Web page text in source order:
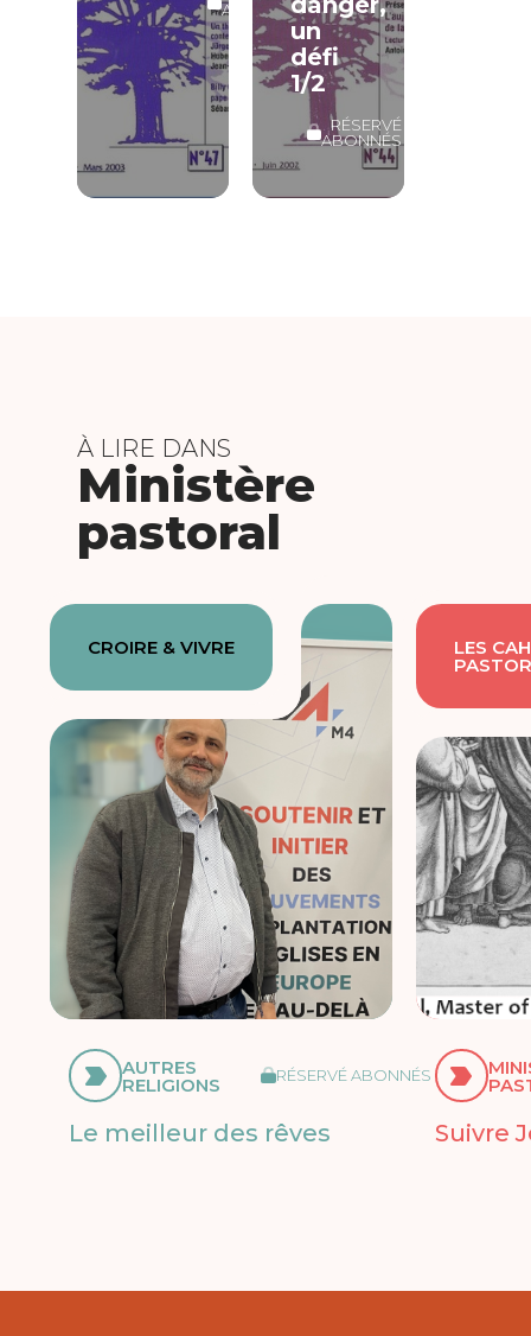
ABONNÉS
un
défi
1/2
RÉSERVÉ
ABONNÉS
À LIRE DANS
Ministère
pastoral
CROIRE & VIVRE
AUTRES
RELIGIONS RÉSERVÉ ABONNÉS
Le meilleur des rêves
LES
Suivre